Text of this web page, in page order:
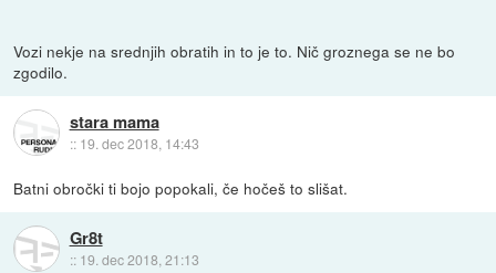
Vozi nekje na srednjih obratih in to je to. Nič groznega se ne bo
zgodilo.
stara mama
:: 19. dec 2018, 14:43
Batni obročki ti bojo popokali, če hočeš to slišat.
Gr8t
:: 19. dec 2018, 21:13